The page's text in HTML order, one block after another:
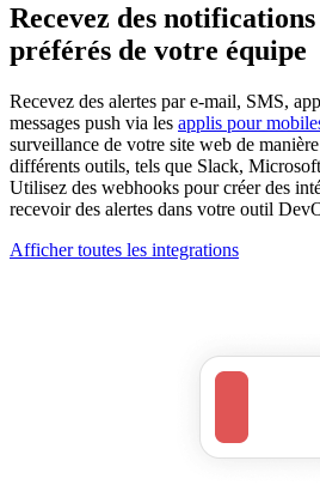
Recevez des
préférés de votre équipe
Recevez des alertes par e-mail, SMS,
messages push via les applis pour
surveillance de votre site web de
différents outils, tels que Slack,
Utilisez des webhooks pour créer des
recevoir des alertes dans votre outil
Afficher toutes les integrations